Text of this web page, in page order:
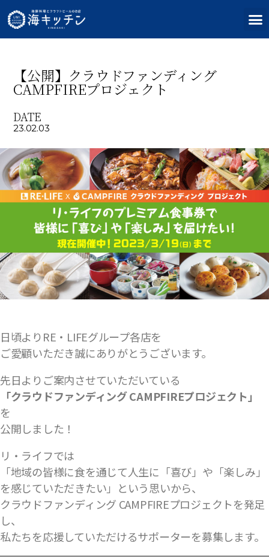
【公開】クラウドファンディング
CAMPFIREプロジェクト
DATE
23.02.03
日頃よりRE・LIFEグループ各店を
ご愛顧いただき誠にありがとうございます。
先日よりご案内させていただいている
「クラウドファンディング CAMPFIREプロジェクト」
を
公開しました！
リ・ライフでは
「地域の皆様に食を通じて人生に「喜び」や「楽しみ」
を感じていただきたい」という思いから、
クラウドファンディング CAMPFIREプロジェクトを発足
し、
私たちを応援していただけるサポーターを募集します。